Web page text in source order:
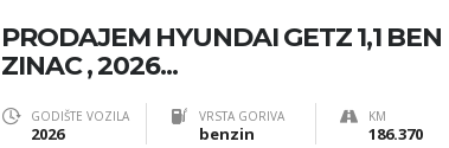
PRODAJEM HYUNDAI GETZ 1,1 BEN
ZINAC , 2026...
GODIŠTE VOZILA
2026
VRSTA GORIVA
benzin
KM
186.370